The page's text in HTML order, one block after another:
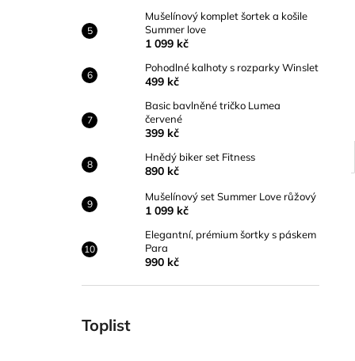
Mušelínový komplet šortek a košile
Summer love
1 099 kč
Pohodlné kalhoty s rozparky Winslet
499 kč
Basic bavlněné tričko Lumea
červené
399 kč
Hnědý biker set Fitness
890 kč
Mušelínový set Summer Love růžový
1 099 kč
Elegantní, prémium šortky s páskem
Para
990 kč
Toplist